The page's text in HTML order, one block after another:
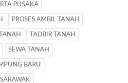
PUSAKA
PROSES AMBIL TANAH
TADBIR TANAH
SEWA TANAH
BARU